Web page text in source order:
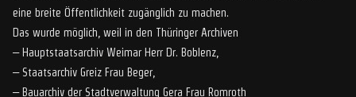
eine breite Öffentlichkeit zugänglich zu machen.
Das wurde möglich, weil in den Thüringer Archiven
– Hauptstaatsarchiv Weimar Herr Dr. Boblenz,
– Staatsarchiv Greiz Frau Beger,
– Bauarchiv der Stadtverwaltung Gera Frau Romroth